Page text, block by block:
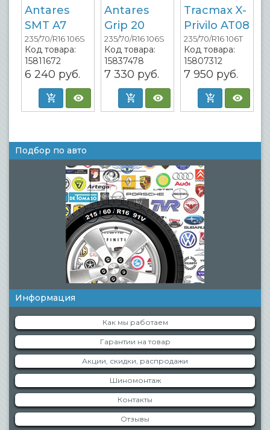
Antares
SMT A7
235/70/R16 106S
Код товара:
15811672
6 240 руб.
Antares
Grip 20
235/70/R16 106S
Код товара:
15837478
7 330 руб.
Tracmax X-
Privilo AT08
235/70/R16 106T
Код товара:
15807312
7 950 руб.
Подбор по авто
Информация
Как мы работаем
Гарантии на товар
Акции, скидки, распродажи
Шиномонтаж
Контакты
Отзывы